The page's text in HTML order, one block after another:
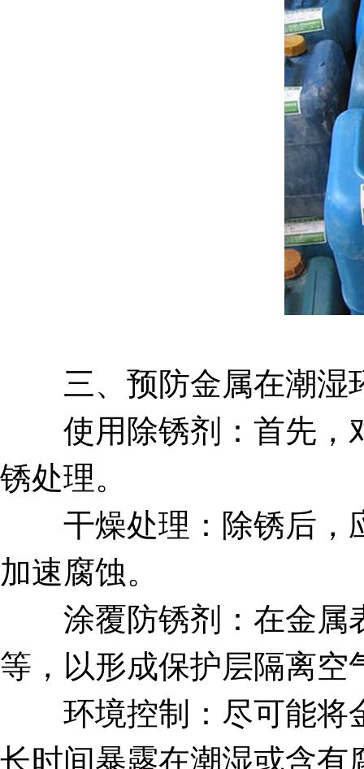
三、预防金属在潮湿
使用除锈剂：首先，
锈处理。
干燥处理：除锈后，
加速腐蚀。
涂覆防锈剂：在金属
等，以形成保护层隔离空
环境控制：尽可能将
长时间暴露在潮湿或含有